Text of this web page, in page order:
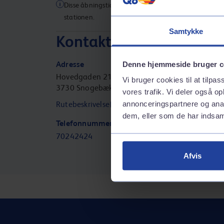
Samtykke
Denne hjemmeside bruger
Vi bruger cookies til at
vores trafik. Vi deler også
annonceringspartnere og
dem, eller som de har
Afvis
Disse åbningstider gælder muligvis ikke for alle
stationen.
Kontaktinformation
Adresse
Hovedgaden 21
3730 Snogebæk
Rutebeskrivelse
Telefonnummer
70242424